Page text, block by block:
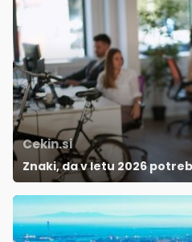
Cekin.si
Znaki, da v letu 2026